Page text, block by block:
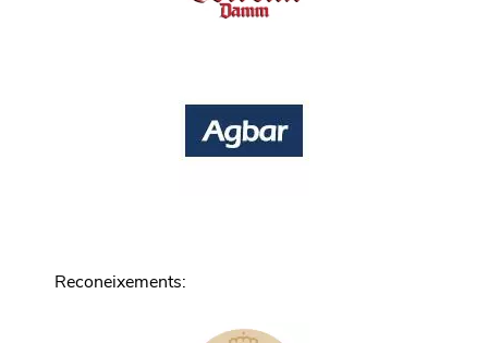
Reconeixements: